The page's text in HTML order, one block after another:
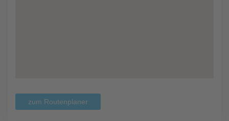
zum Routenplaner